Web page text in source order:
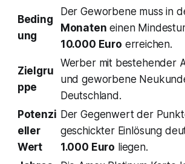
Beding
ung
Der Geworbene muss in
Monaten einen
10.000 Euro erreichen.
Zielgru
ppe
Werber mit bestehender
und geworbene
Deutschland.
Potenzi
eller
Wert
Der Gegenwert der
geschickter Einlösung
1.000 Euro liegen.